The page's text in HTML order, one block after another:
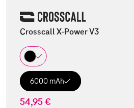
Crosscall X-Power V3
6000 mAh
54,95 €